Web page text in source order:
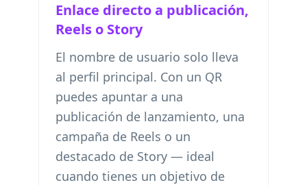
Enlace directo a publicación,
Reels o Story
El nombre de usuario solo lleva
al perfil principal. Con un QR
puedes apuntar a una
publicación de lanzamiento, una
campaña de Reels o un
destacado de Story — ideal
cuando tienes un objetivo de